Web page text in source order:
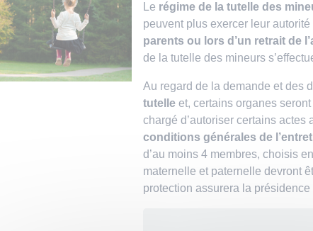
Le régime de la tutelle des
peuvent plus exercer leur autorité
parents ou lors d’un retrait de
de la tutelle des mineurs
Au regard de la demande et des
tutelle et, certains organes
chargé d’autoriser certains actes
conditions générales de
d’au moins 4 membres, choisis
maternelle et paternelle devront
protection assurera la